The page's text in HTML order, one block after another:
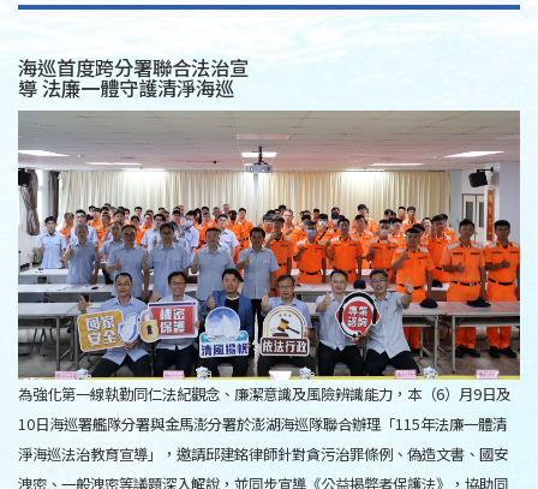
海巡首度跨分署聯合法治宣
導 法廉一體守護清淨海巡
為強化第一線執勤同仁法紀觀念、廉潔意識及風險辨識能力，本（6）月9日及
10日海巡署艦隊分署與金馬澎分署於澎湖海巡隊聯合辦理「115年法廉一體清
淨海巡法治教育宣導」，邀請邱建銘律師針對貪污治罪條例、偽造文書、國安
洩密、一般洩密等議題深入解說，並同步宣導《公益揭弊者保護法》，協助同